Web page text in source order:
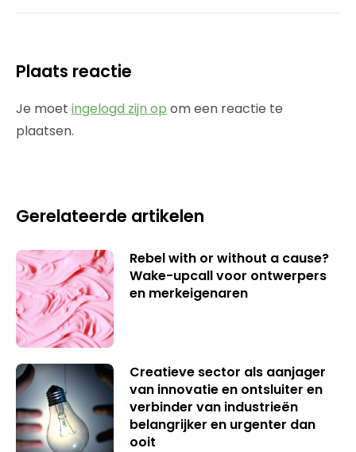
Plaats reactie
Je moet ingelogd zijn op om een reactie te
plaatsen.
Gerelateerde artikelen
Rebel with or without a cause?
Wake-upcall voor ontwerpers
en merkeigenaren
Creatieve sector als aanjager
van innovatie en ontsluiter en
verbinder van industrieën
belangrijker en urgenter dan
ooit